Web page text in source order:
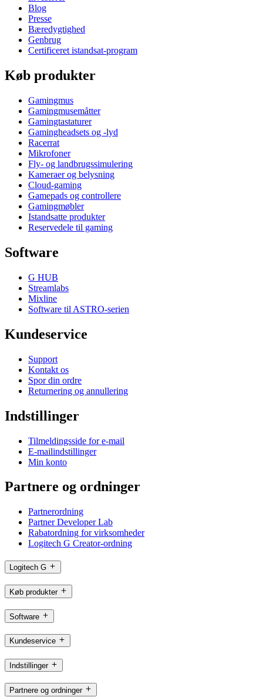
Blog
Presse
Bæredygtighed
Genbrug
Certificeret istandsat-program
Køb produkter
Gamingmus
Gamingmusemåtter
Gamingtastaturer
Gamingheadsets og -lyd
Racerrat
Mikrofoner
Fly- og landbrugssimulering
Kameraer og belysning
Cloud-gaming
Gamepads og controllere
Gamingmøbler
Istandsatte produkter
Reservedele til gaming
Software
G HUB
Streamlabs
Mixline
Software til ASTRO-serien
Kundeservice
Support
Kontakt os
Spor din ordre
Returnering og annullering
Indstillinger
Tilmeldingsside for e-mail
E-mailindstillinger
Min konto
Partnere og ordninger
Partnerordning
Partner Developer Lab
Rabatordning for virksomheder
Logitech G Creator-ordning
Logitech G
Køb produkter
Software
Kundeservice
Indstillinger
Partnere og ordninger